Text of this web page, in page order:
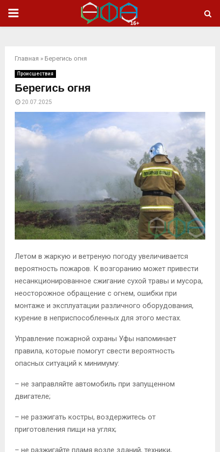
ОСНОВНОЕ
Главная » Берегись огня
Происшествия
Берегись огня
20.07.2025
Летом в жаркую и ветреную погоду увеличивается
вероятность пожаров. К возгоранию может привести
несанкционированное сжигание сухой травы и мусора,
неосторожное обращение с огнем, ошибки при
монтаже и эксплуатации различного оборудования,
курение в неприспособленных для этого местах.
Управление пожарной охраны Уфы напоминает
правила, которые помогут свести вероятность
опасных ситуаций к минимуму:
– не заправляйте автомобиль при запущенном
двигателе;
– не разжигать костры, воздержитесь от
приготовления пищи на углях;
– не разжигайте пламя возле зданий, техники,